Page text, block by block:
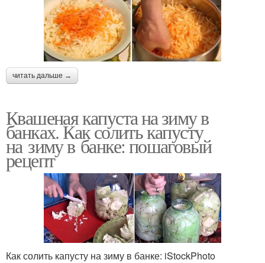
читать дальше →
Квашеная капуста на зиму в
банках. Как солить капусту
на зиму в банке: пошаговый
рецепт
Как солить капусту на зиму в банке: iStockPhoto